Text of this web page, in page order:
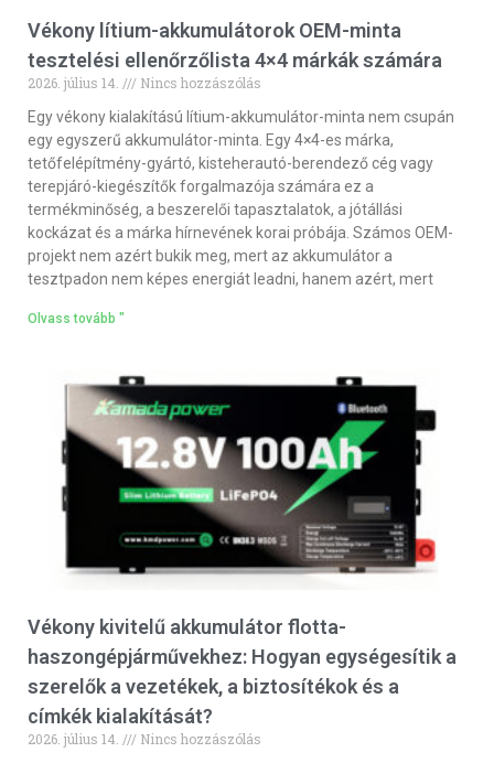
Vékony lítium-akkumulátorok OEM-minta
tesztelési ellenőrzőlista 4×4 márkák számára
2026. július 14.
Nincs hozzászólás
Egy vékony kialakítású lítium-akkumulátor-minta nem csupán
egy egyszerű akkumulátor-minta. Egy 4×4-es márka,
tetőfelépítmény-gyártó, kisteherautó-berendező cég vagy
terepjáró-kiegészítők forgalmazója számára ez a
termékminőség, a beszerelői tapasztalatok, a jótállási
kockázat és a márka hírnevének korai próbája. Számos OEM-
projekt nem azért bukik meg, mert az akkumulátor a
tesztpadon nem képes energiát leadni, hanem azért, mert
Olvass tovább "
Vékony kivitelű akkumulátor flotta-
haszongépjárművekhez: Hogyan egységesítik a
szerelők a vezetékek, a biztosítékok és a
címkék kialakítását?
2026. július 14. Nincs hozzászólás